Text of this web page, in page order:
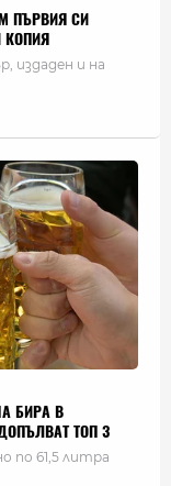
ПЪРВИЯ СИ
КОПИЯ
издаден и на
БИРА В
ТОП 3
по 61,5 литра